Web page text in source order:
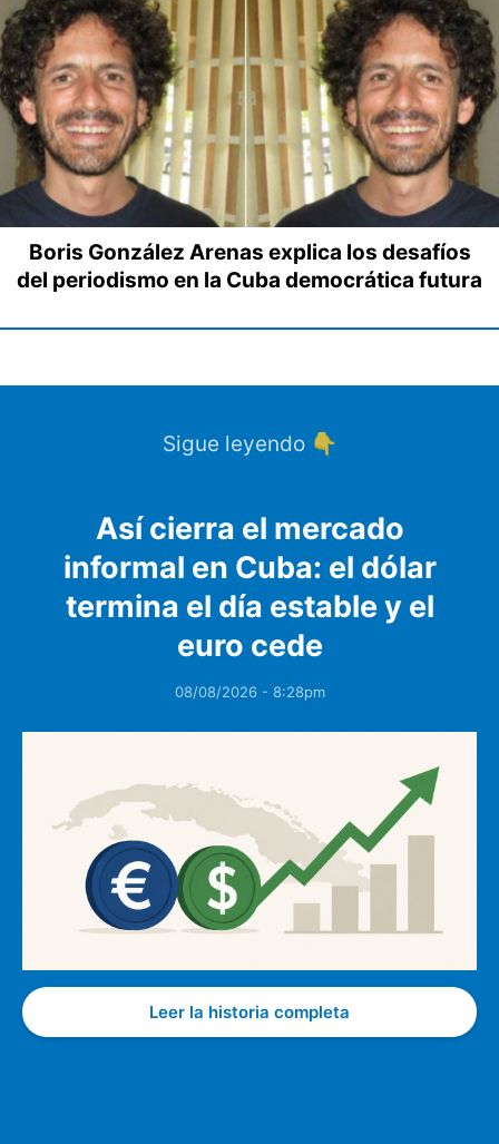
Boris González Arenas explica los desafíos
del periodismo en la Cuba democrática futura
Sigue leyendo 👇